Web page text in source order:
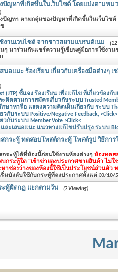
ปัญหาที่เกิดขึ้นในเว็บไซต์ โดยแบ่งตามหม
งปัญหา ตามกลุ่มของปัญหาที่เกิดขึ้นในเว็บไซต์
งานเวบไซด์ จากชาวสยามแบรนด์เนม (12
นๆ มาร่วมกันแชร์ความรู้เขียนคู่มือการใช้งา
นอแนะ ร้องเรียน เกี่ยวกับเครื่องมือต่างๆ เช่น
(JTP) ชี้แจง ร้องเรียน เพื่อแก้ไข ที่เกี่ยวข้องกับ
ติดตามการสมัครเกี่ยวกับระบบ Trusted
ษาหารือ แสดงความคิดเห็นเกี่ยวกับ ระบบ
วกับระบบ Positive/Negative Feedback, >Click<
วกับระบบ Member Vote >Click<
ละเสนอแนะ แนวทางแก้ไขปรับปรุง ระบบ
กระทู้ ทดสอบโพสต์กระทู้ โพสต์รูป วิธีการ
ระทู้ได้ที่ห้องนี้ก่อนใช้งานห้องต่างๆ ห้องทดส
กระทู้ใด "เข้าข่ายลงประกาศขายสินค้า ไม่ใ
าช่องว่างของห้องนี้ใช้เป็นประโยชน์ส่วนตัว
เริ่มบังคับใช้กับกระทู้ที่ลงประกาศตั้งแต่ 30/10/
ะทู้ผิดกฏ แยกตามวัน (7 Viewing)